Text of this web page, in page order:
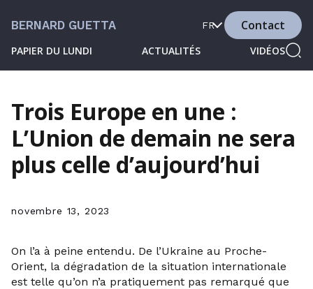
BERNARD GUETTA
PAPIER DU LUNDI ACTUALITÉS VIDÉOS
FR Contact
Trois Europe en une :
L’Union de demain ne sera
plus celle d’aujourd’hui
novembre 13, 2023
On l’a à peine entendu. De l’Ukraine au Proche-
Orient, la dégradation de la situation internationale
est telle qu’on n’a pratiquement pas remarqué que